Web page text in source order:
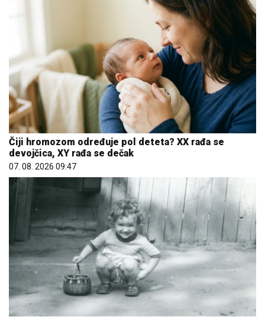
Čiji hromozom određuje pol deteta? XX rađa se
devojčica, XY rađa se dečak
07. 08. 2026 09:47